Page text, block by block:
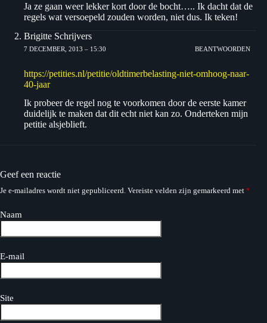
Ja ze gaan weer lekker kort door de bocht….. Ik dacht dat de
regels wat versoepeld zouden worden, niet dus. Ik teken!
Brigitte Schrijvers
7 DECEMBER, 2013 – 15:30 BEANTWOORDEN
https://petities.nl/petitie/oldtimerbelasting-niet-omhoog-naar-
40-jaar
Ik probeer de regel nog te voorkomen door de eerste kamer
duidelijk te maken dat dit echt niet kan zo. Onderteken mijn
petitie alsjeblieft.
Geef een reactie
Je e-mailadres wordt niet gepubliceerd. Vereiste velden zijn gemarkeerd met *
Naam
E-mail
Site